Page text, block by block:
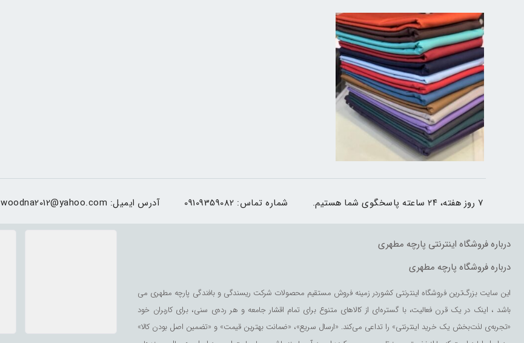
۷ روز هفته، ۲۴ ساعته پاسخگوی شما هستیم. شماره تماس: 09109359082 آدرس ایمیل: woodna2012@yahoo.com
درباره فروشگاه اینترنتی پارچه مطهری
درباره فروشگاه پارچه مطهری
این سایت بزرگ‌ترین فروشگاه اینترنتی کشوردر زمینه فروش مستقیم محصولات شرکت ریسندگی و بافندگی پارچه مطهری می
باشد ، اینک در یک قرن فعالیت، با گستره‌ای از کالاهای متنوع برای تمام اقشار جامعه و هر رده‌ی سنی، برای کاربران خود
«تجربه‌ی لذت‌بخش یک خرید اینترنتی» را تداعی می‌کند. «ارسال سریع»، «ضمانت بهترین قیمت» و «تضمین اصل بودن کالا»